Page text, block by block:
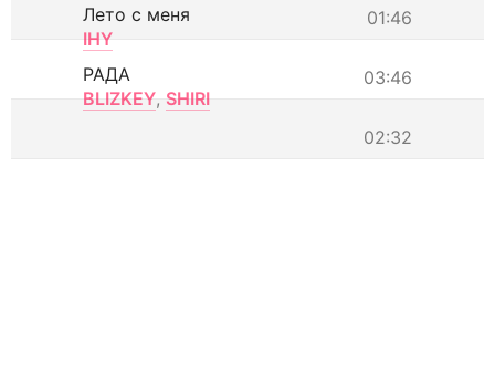
01:46
Лето с меня
IHY
03:46
РАДА
BLIZKEY, SHIRI
02:32